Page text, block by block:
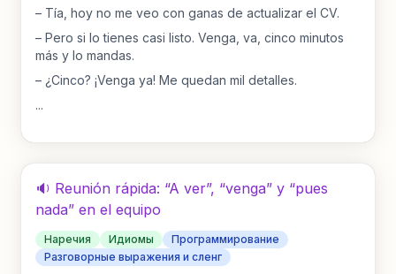
– Tía, hoy no me veo con ganas de actualizar el CV.
– Pero si lo tienes casi listo. Venga, va, cinco minutos
más y lo mandas.
– ¿Cinco? ¡Venga ya! Me quedan mil detalles.
...
🔉 Reunión rápida: “A ver”, “venga” y “pues
nada” en el equipo
Наречия Идиомы
Программирование
Разговорные выражения и сленг